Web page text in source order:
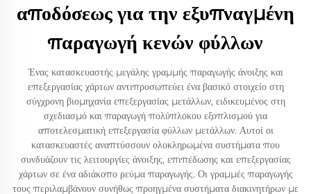
αποδόσεως για την εξυπναγμένη
παραγωγή κενών φύλλων
Ένας κατασκευαστής μεγάλης γραμμής παραγωγής άνοιξης και
επεξεργασίας χάρτων αντιπροσωπεύει ένα βασικό στοιχείο στη
σύγχρονη βιομηχανία επεξεργασίας μετάλλων, ειδικευμένος στη
σχεδιασμό και παραγωγή πολύπλοκου εξοπλισμού για
αποτελεσματική επεξεργασία φύλλων μετάλλων. Αυτοί οι
κατασκευαστές αναπτύσσουν ολοκληρωμένα συστήματα που
συνδυάζουν τις λειτουργίες άνοιξης, επιπέδωσης και επεξεργασίας
χάρτων σε ένα αδιάκοπο ρεύμα παραγωγής. Οι γραμμές παραγωγής
τους περιλαμβάνουν συνήθως προηγμένα συστήματα διακινητήρων με